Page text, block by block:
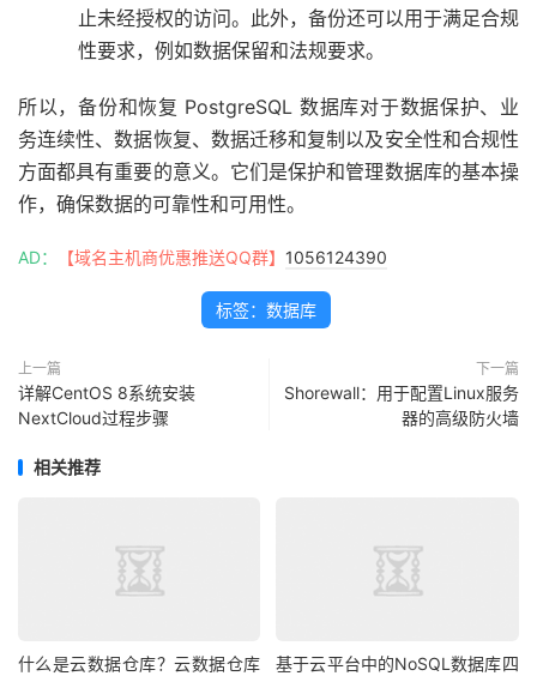
止未经授权的访问。此外，备份还可以用于满足合规
性要求，例如数据保留和法规要求。
所以，备份和恢复 PostgreSQL 数据库对于数据保护、业
务连续性、数据恢复、数据迁移和复制以及安全性和合规性
方面都具有重要的意义。它们是保护和管理数据库的基本操
作，确保数据的可靠性和可用性。
AD： 【域名主机商优惠推送QQ群】 1056124390
标签：数据库
上一篇
详解CentOS 8系统安装
NextCloud过程步骤
下一篇
Shorewall：用于配置Linux服务
器的高级防火墙
相关推荐
什么是云数据仓库？云数据仓库
基于云平台中的NoSQL数据库四